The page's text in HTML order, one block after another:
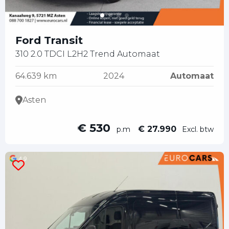
Ford Transit
310 2.0 TDCI L2H2 Trend Automaat
64.639 km 2024 Automaat
Asten
€ 530 p.m € 27.990 Excl. btw